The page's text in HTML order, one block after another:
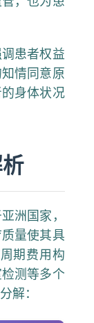
患者权益
情同意原
身体状况
洲国家，
量使其具
期费用构
测等多个
解：